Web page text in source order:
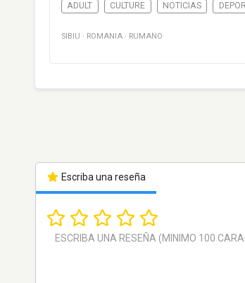
ADULT CULTURE NOTICIAS
SIBIU · ROMANIA · RUMANO
Escriba una reseña